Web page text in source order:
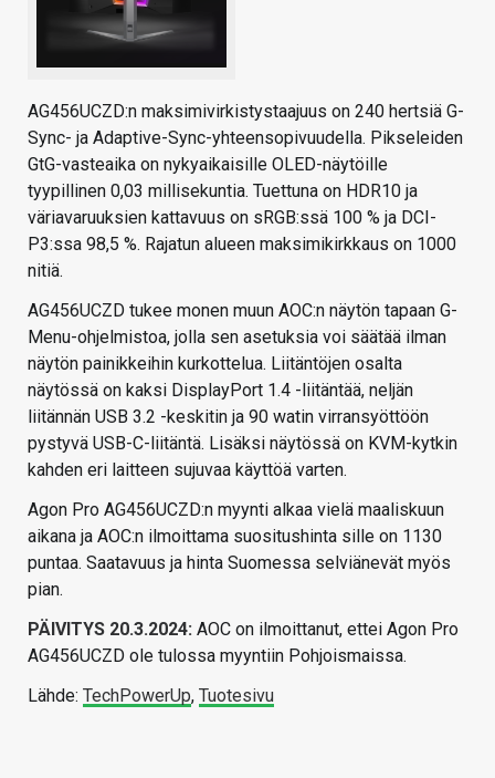
AG456UCZD:n maksimivirkistystaajuus on 240 hertsiä G-
Sync- ja Adaptive-Sync-yhteensopivuudella. Pikseleiden
GtG-vasteaika on nykyaikaisille OLED-näytöille
tyypillinen 0,03 millisekuntia. Tuettuna on HDR10 ja
väriavaruuksien kattavuus on sRGB:ssä 100 % ja DCI-
P3:ssa 98,5 %. Rajatun alueen maksimikirkkaus on 1000
nitiä.
AG456UCZD tukee monen muun AOC:n näytön tapaan G-
Menu-ohjelmistoa, jolla sen asetuksia voi säätää ilman
näytön painikkeihin kurkottelua. Liitäntöjen osalta
näytössä on kaksi DisplayPort 1.4 -liitäntää, neljän
liitännän USB 3.2 -keskitin ja 90 watin virransyöttöön
pystyvä USB-C-liitäntä. Lisäksi näytössä on KVM-kytkin
kahden eri laitteen sujuvaa käyttöä varten.
Agon Pro AG456UCZD:n myynti alkaa vielä maaliskuun
aikana ja AOC:n ilmoittama suositushinta sille on 1130
puntaa. Saatavuus ja hinta Suomessa selviänevät myös
pian.
PÄIVITYS 20.3.2024: AOC on ilmoittanut, ettei Agon Pro
AG456UCZD ole tulossa myyntiin Pohjoismaissa.
Lähde: TechPowerUp, Tuotesivu